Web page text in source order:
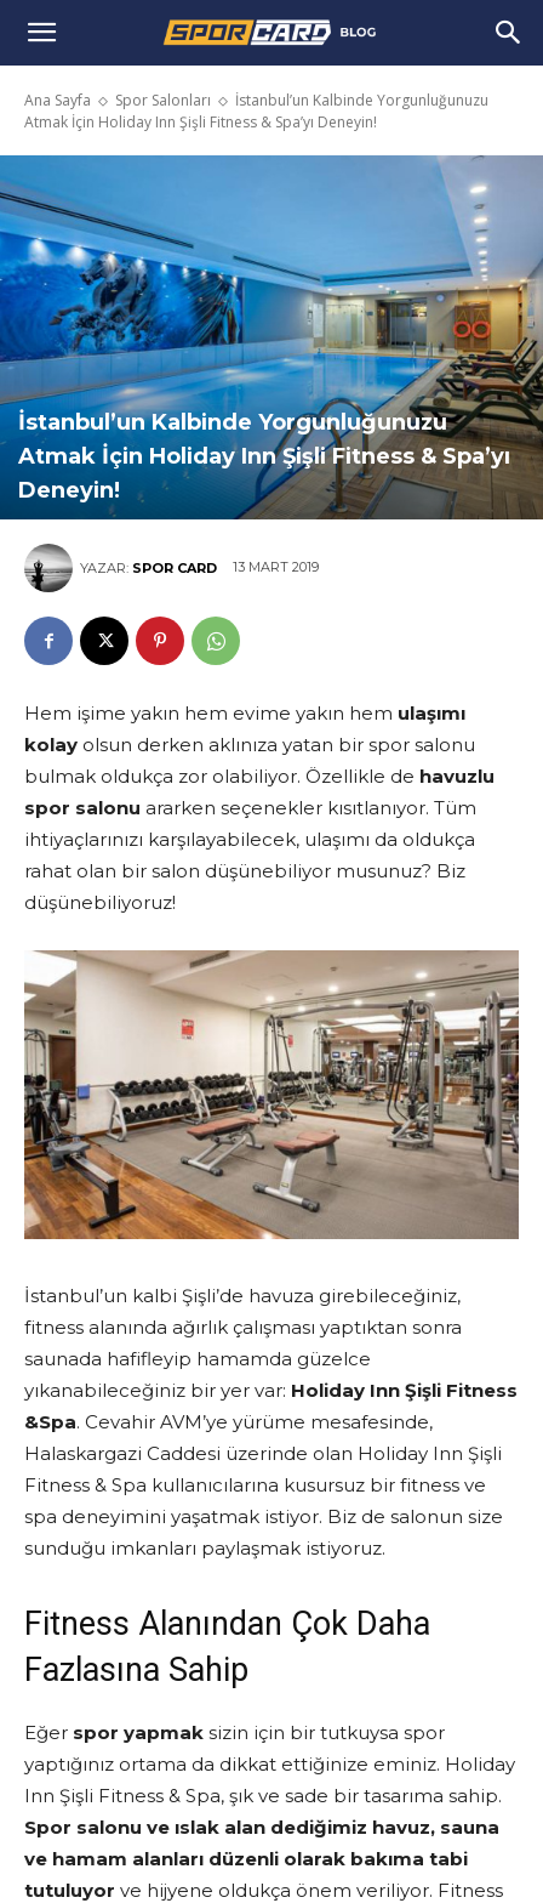
Ana Sayfa Spor Salonları
İstanbul’un Kalbinde Yorgunluğunuzu
Atmak İçin Holiday Inn Şişli Fitness & Spa’yı Deneyin!
İstanbul’un Kalbinde Yorgunluğunuzu
Atmak İçin Holiday Inn Şişli Fitness & Spa’yı
Deneyin!
YAZAR: SPOR CARD 13 MART 2019
Hem işime yakın hem evime yakın hem ulaşımı
kolay olsun derken aklınıza yatan bir spor salonu
bulmak oldukça zor olabiliyor. Özellikle de havuzlu
spor salonu ararken seçenekler kısıtlanıyor. Tüm
ihtiyaçlarınızı karşılayabilecek, ulaşımı da oldukça
rahat olan bir salon düşünebiliyor musunuz? Biz
düşünebiliyoruz!
İstanbul’un kalbi Şişli’de havuza girebileceğiniz,
fitness alanında ağırlık çalışması yaptıktan sonra
saunada hafifleyip hamamda güzelce
yıkanabileceğiniz bir yer var: Holiday Inn Şişli Fitness
&Spa. Cevahir AVM’ye yürüme mesafesinde,
Halaskargazi Caddesi üzerinde olan Holiday Inn Şişli
Fitness & Spa kullanıcılarına kusursuz bir fitness ve
spa deneyimini yaşatmak istiyor. Biz de salonun size
sunduğu imkanları paylaşmak istiyoruz.
Fitness Alanından Çok Daha
Fazlasına Sahip
Eğer spor yapmak sizin için bir tutkuysa spor
yaptığınız ortama da dikkat ettiğinize eminiz. Holiday
Inn Şişli Fitness & Spa, şık ve sade bir tasarıma sahip.
Spor salonu ve ıslak alan dediğimiz havuz, sauna
ve hamam alanları düzenli olarak bakıma tabi
tutuluyor ve hijyene oldukça önem veriliyor. Fitness